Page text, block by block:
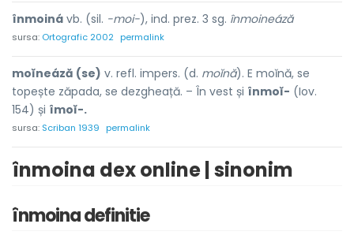
înmoiná vb. (sil. -moi-), ind. prez. 3 sg. înmoineáză
sursa: Ortografic 2002 permalink
moĭneáză (se) v. refl. impers. (d. moĭnă). E moĭnă, se
topește zăpada, se dezgheață. – În vest și înmoĭ- (Iov.
154) și îmoĭ-.
sursa: Scriban 1939 permalink
înmoina dex online | sinonim
înmoina definitie